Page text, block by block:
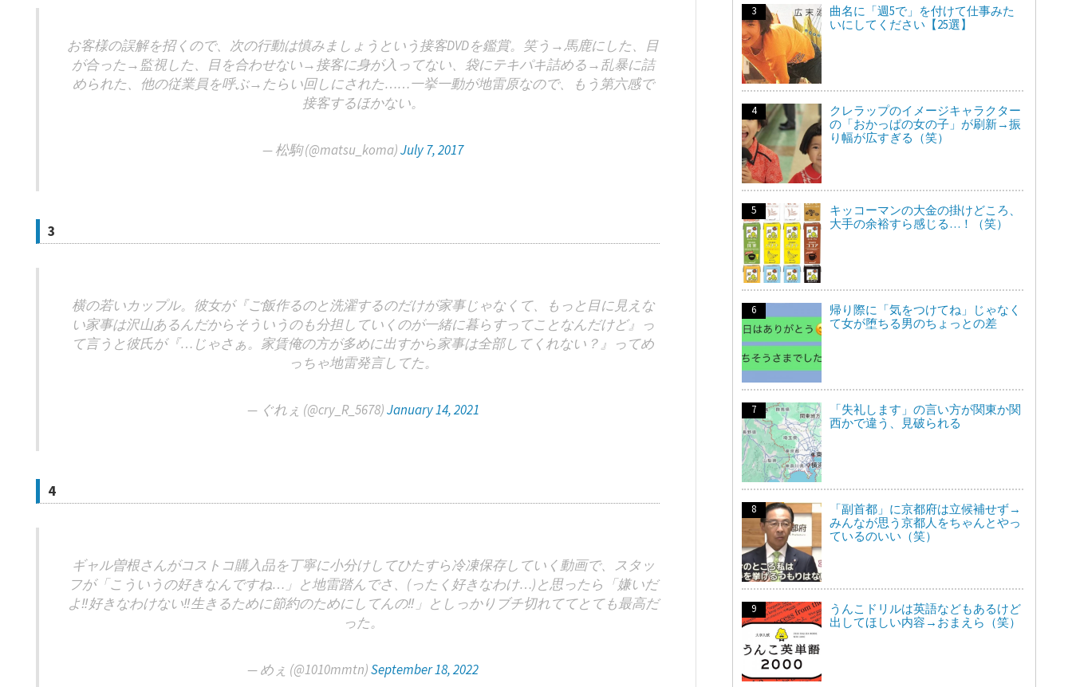
お客様の誤解を招くので、次の行動は慎みましょうという接客DVDを鑑賞。笑う→馬鹿にした、目
が合った→監視した、目を合わせない→接客に身が入ってない、袋にテキパキ詰める→乱暴に詰
められた、他の従業員を呼ぶ→たらい回しにされた……一挙一動が地雷原なので、もう第六感で
接客するほかない。
— 松駒 (@matsu_koma)July 7, 2017
3
横の若いカップル。彼女が『ご飯作るのと洗濯するのだけが家事じゃなくて、もっと目に見えな
い家事は沢山あるんだからそういうのも分担していくのが一緒に暮らすってことなんだけど』っ
て言うと彼氏が『…じゃさぁ。家賃俺の方が多めに出すから家事は全部してくれない？』ってめ
っちゃ地雷発言してた。
— ぐれぇ (@cry_R_5678)January 14, 2021
4
ギャル曽根さんがコストコ購入品を丁寧に小分けしてひたすら冷凍保存していく動画で、スタッ
フが「こういうの好きなんですね…」と地雷踏んでさ、(ったく好きなわけ…)と思ったら「嫌いだ
よ‼️好きなわけない‼️生きるために節約のためにしてんの‼️」としっかりブチ切れててとても最高だ
った。
— めぇ (@1010mmtn)September 18, 2022
曲名に「週5で」を付けて仕事みた
いにしてください【25選】
クレラップのイメージキャラクター
の「おかっぱの女の子」が刷新→振
り幅が広すぎる（笑）
キッコーマンの大金の掛けどころ、
大手の余裕すら感じる…！（笑）
帰り際に「気をつけてね」じゃなく
て女が堕ちる男のちょっとの差
「失礼します」の言い方が関東か関
西かで違う、見破られる
「副首都」に京都府は立候補せず→
みんなが思う京都人をちゃんとやっ
ているのいい（笑）
うんこドリルは英語などもあるけど
出してほしい内容→おまえら（笑）